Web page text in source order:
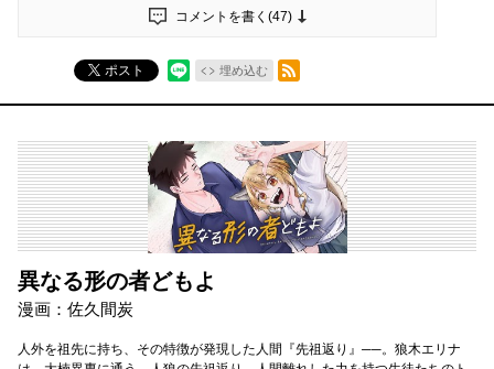
コメントを書く(47)
ポスト 埋め込む
RSSフィード
異なる形の者どもよ
漫画：佐久間炭
人外を祖先に持ち、その特徴が発現した人間『先祖返り』──。狼木エリナ